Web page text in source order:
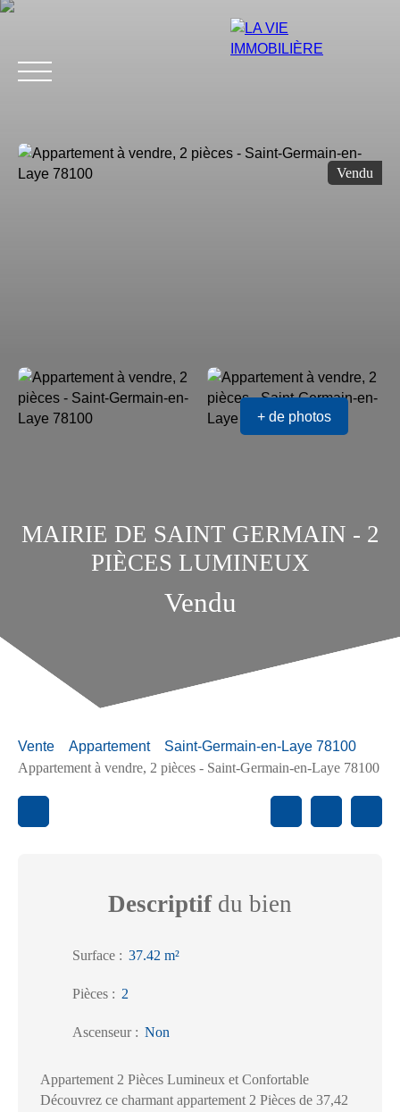
Estimation
Vendu
+ de photos
MAIRIE DE SAINT GERMAIN - 2
PIÈCES LUMINEUX
Vendu
Vente Appartement
Saint-Germain-en-Laye 78100
Appartement à vendre, 2 pièces - Saint-Germain-en-Laye 78100
Descriptifdu bien
Surface : 37.42 m²
Pièces : 2
Ascenseur: Non
Appartement 2 Pièces Lumineux et Confortable
Découvrez ce charmant appartement 2 Pièces de 37,42